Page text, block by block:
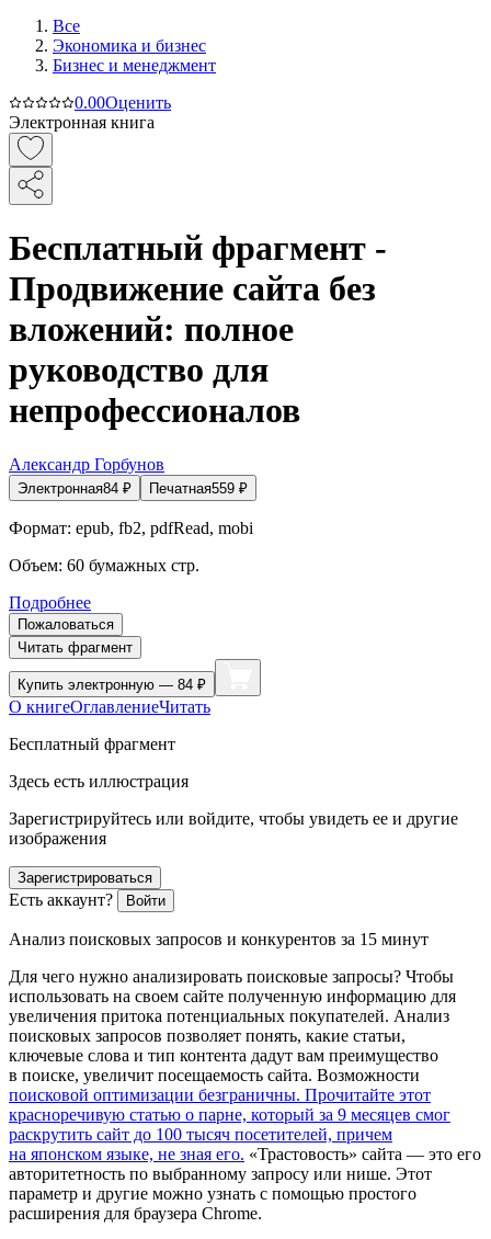
Все
Экономика и бизнес
Бизнес и менеджмент
0.00Оценить
Электронная книга
Бесплатный фрагмент -
Продвижение сайта без
вложений: полное
руководство для
непрофессионалов
Александр Горбунов
Электронная84 ₽ Печатная559 ₽
Формат: epub, fb2, pdfRead, mobi
Объем: 60 бумажных стр.
Подробнее
Пожаловаться
Читать фрагмент
Купить электронную — 84 ₽
О книгеОглавлениеЧитать
Бесплатный фрагмент
Здесь есть иллюстрация
Зарегистрируйтесь или войдите, чтобы увидеть ее и другие
изображения
Зарегистрироваться
Есть аккаунт? Войти
Анализ поисковых запросов и конкурентов за 15 минут
Для чего нужно анализировать поиcковые запросы? Чтобы
использовать на своем сайте полученную информацию для
увеличения притока потенциальных покупателей. Анализ
поисковых запросов позволяет понять, какие статьи,
ключевые слова и тип контента дадут вам преимущество
в поиске, увеличит посещаемость сайта. Возможности
поисковой оптимизации безграничны. Прочитайте этот
красноречивую статью о парне, который за 9 месяцев смог
раскрутить сайт до 100 тысяч посетителей, причем
на японском языке, не зная его. «Трастовость» сайта — это его
авторитетность по выбранному запросу или нише. Этот
параметр и другие можно узнать с помощью простого
расширения для браузера Chrome.